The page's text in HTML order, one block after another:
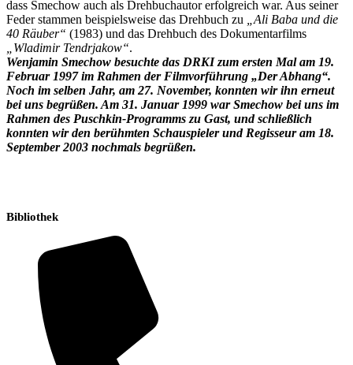
dass Smechow auch als Drehbuchautor erfolgreich war. Aus seiner
Feder stammen beispielsweise das Drehbuch zu
„Ali Baba und die
40 Räuber“ (1983) und das Drehbuch des Dokumentarfilms
„Wladimir Tendrjakow“.
Wenjamin Smechow besuchte das DRKI zum ersten Mal am 19.
Februar 1997 im Rahmen der Filmvorführung „Der Abhang“.
Noch im selben Jahr, am 27. November, konnten wir ihn erneut
bei uns begrüßen. Am 31. Januar 1999 war Smechow bei uns im
Rahmen des Puschkin-Programms zu Gast, und schließlich
konnten wir den berühmten Schauspieler und Regisseur am 18.
September 2003 nochmals begrüßen.
Bibliothek